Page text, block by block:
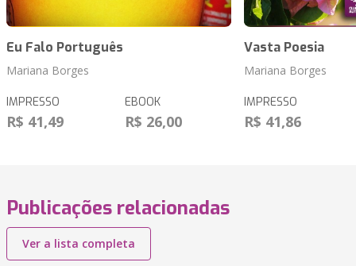
Eu Falo Português
Mariana Borges
IMPRESSO
R$ 41,49
EBOOK
R$ 26,00
Vasta Poesia
Mariana Borges
IMPRESSO
R$ 41,86
Publicações relacionadas
Ver a lista completa